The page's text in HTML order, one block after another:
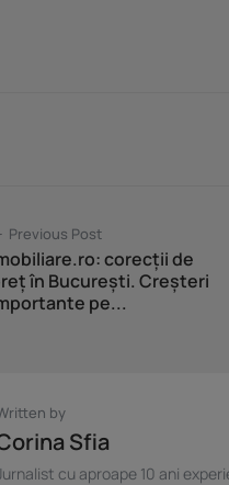
Previous Post
corecții de
în București. Creșteri
pe...
by
Sfia
cu aproape 10 ani